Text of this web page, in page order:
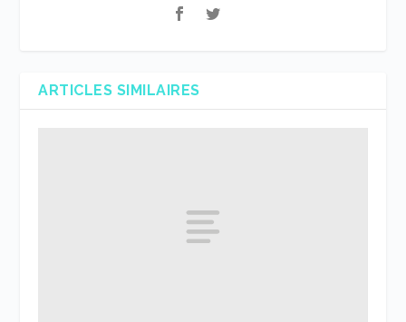
ARTICLES SIMILAIRES